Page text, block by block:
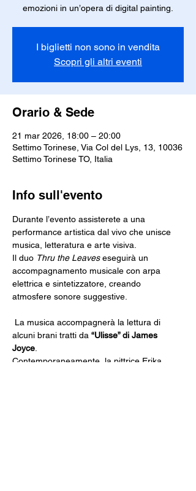
emozioni in un’opera di digital painting.
I biglietti non sono in vendita
Scopri gli altri eventi
Orario & Sede
21 mar 2026, 18:00 – 20:00
Settimo Torinese, Via Col del Lys, 13, 10036
Settimo Torinese TO, Italia
Info sull'evento
Durante l’evento assisterete a una
performance artistica dal vivo che unisce
musica, letteratura e arte visiva.
Il duo Thru the Leaves eseguirà un
accompagnamento musicale con arpa
elettrica e sintetizzatore, creando
atmosfere sonore suggestive.
alcuni brani tratti da “Ulisse” di James
Joyce
Contemporaneamente, la pittrice Erika